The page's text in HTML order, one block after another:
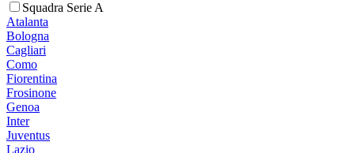
Squadra Serie A
Atalanta
Bologna
Cagliari
Como
Fiorentina
Frosinone
Genoa
Inter
Juventus
Lazio